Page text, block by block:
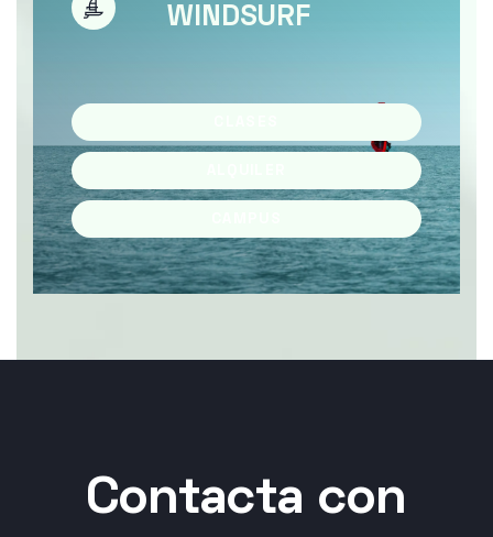
WINDSURF
Contacta con